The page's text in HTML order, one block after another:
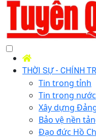
THỜI SỰ - CHÍNH
Tin trong tỉnh
Tin trong nước
Xây dựng
Bảo vệ nền
Đạo đức Hồ